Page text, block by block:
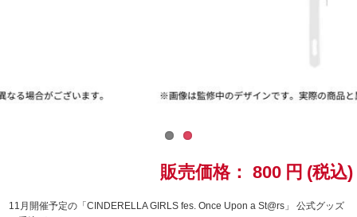
スサノオマジック
ラブライブ！シリーズ
販売価格： 800 円 (税込)
11月開催予定の「CINDERELLA GIRLS fes. Once Upon a St@rs」 公式グッズ